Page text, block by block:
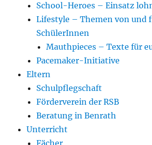
School-Heroes – Einsatz
Lifestyle – Themen von und
SchülerInnen
Mauthpieces – Texte für
Pacemaker-Initiative
Eltern
Schulpflegschaft
Förderverein der RSB
Beratung in Benrath
Unterricht